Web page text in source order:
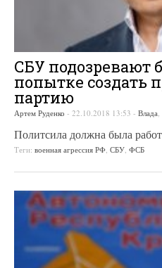
СБУ подозревают
попытке создать
партию
Артем Руденко - 22.10.2018 13:53 - Влада
Политсила должна была
Теги: военная агрессия РФ СБУ ФСБ